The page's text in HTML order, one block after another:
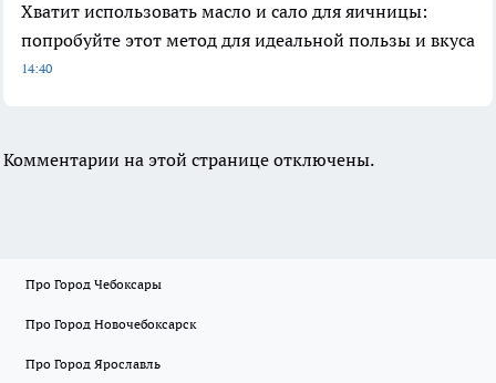
Хватит использовать масло и сало для яичницы:
попробуйте этот метод для идеальной пользы и вкуса
14:40
Комментарии на этой странице отключены.
Про Город Чебоксары
Про Город Новочебоксарск
Про Город Ярославль